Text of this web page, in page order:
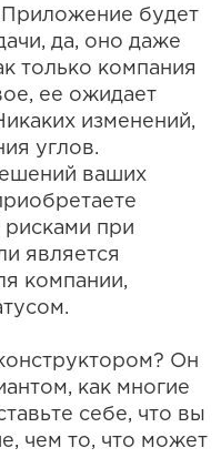
Приложение будет
да, оно даже
только компания
ее ожидает
изменений,
углов.
ваших
при
является
компании,
Он
как многие
себе, что вы
чем то, что может